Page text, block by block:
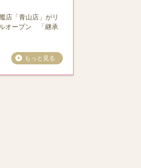
店「青山店」がリ
オープン 「継承
もっと見る